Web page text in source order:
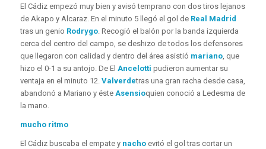
El Cádiz empezó muy bien y avisó temprano con dos tiros lejanos
de Akapo y Alcaraz. En el minuto 5 llegó el gol de Real Madrid
tras un genio Rodrygo. Recogió el balón por la banda izquierda
cerca del centro del campo, se deshizo de todos los defensores
que llegaron con calidad y dentro del área asistió mariano, que
hizo el 0-1 a su antojo. De El Ancelotti pudieron aumentar su
ventaja en el minuto 12. Valverdetras una gran racha desde casa,
abandonó a Mariano y éste Asensioquien conoció a Ledesma de
la mano.
mucho ritmo
El Cádiz buscaba el empate y nachoevitó el gol tras cortar un